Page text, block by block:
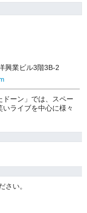
興業ビル3階3B-2
ーン」では、スペー
ライブを中心に様々
さい。